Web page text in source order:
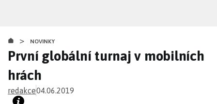
obsahu
> NOVINKY
První globální turnaj v mobilních
hrách
redakce04.06.2019